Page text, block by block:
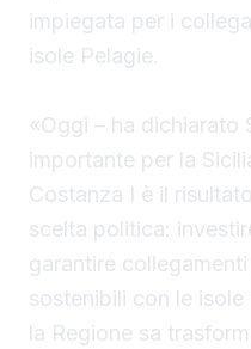
impiegata per i
isole Pelagie.
«Oggi – ha dichiarato
importante per la
Costanza I è il
scelta politica:
garantire
sostenibili con le
la Regione sa